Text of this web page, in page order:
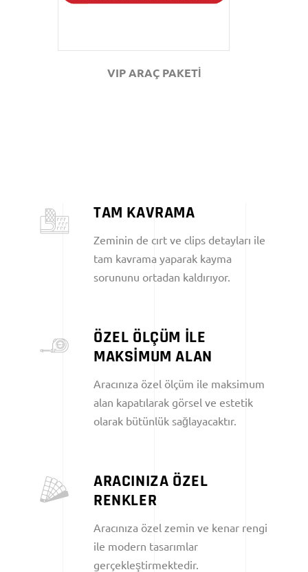
VIP ARAÇ PAKETİ
TAM KAVRAMA
Zeminin de cırt ve clips detayları ile
tam kavrama yaparak kayma
sorununu ortadan kaldırıyor.
ÖZEL ÖLÇÜM İLE
MAKSİMUM ALAN
Aracınıza özel ölçüm ile maksimum
alan kapatılarak görsel ve estetik
olarak bütünlük sağlayacaktır.
ARACINIZA ÖZEL
RENKLER
Aracınıza özel zemin ve kenar rengi
ile modern tasarımlar
gerçekleştirmektedir.